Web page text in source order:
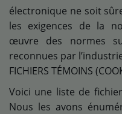
électronique ne soit
les exigences de la
œuvre des normes
reconnues par
FICHIERS TÉMOINS
Voici une liste de
Nous les avons